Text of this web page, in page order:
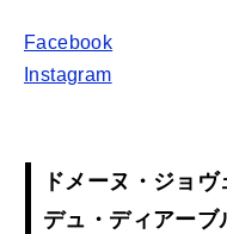
Facebook
Instagram
ドメーヌ・ジョ
デュ・ディアーブ